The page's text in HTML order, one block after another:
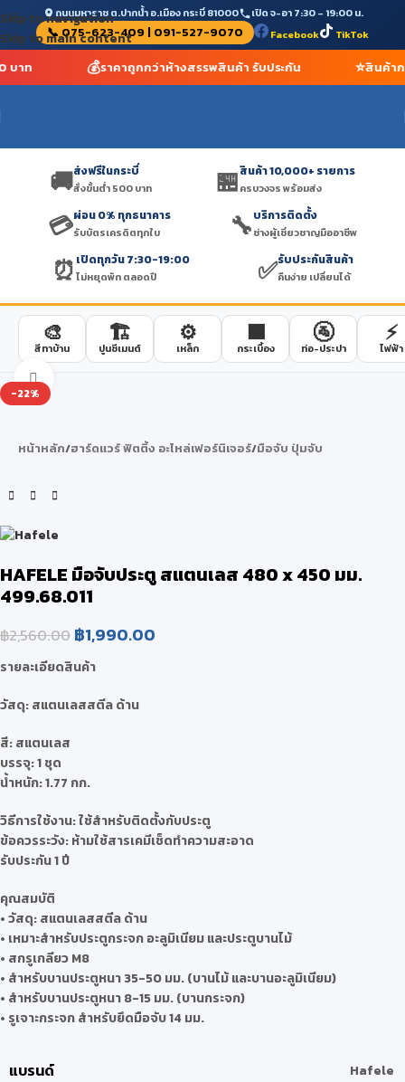
Skip to navigation
Skip to main content
ถนนมหาราช ต.ปากน้ำ อ.เมือง กระบี่ 81000 เปิด จ-อา 7:30 – 19:00 น.
📞 075-623-409 | 091-527-9070 Facebook TikTok
บาท 💰ราคาถูกกว่าห้างสรรพสินค้า รับประกัน ⭐สินค้าก
🚚ส่งฟรีในกระบี่
สั่งขั้นต่ำ 500 บาท 🏪สินค้า 10,000+ รายการ
ครบวงจร พร้อมส่ง
💳ผ่อน 0% ทุกธนาคาร
รับบัตรเครดิตทุกใบ 🔧บริการติดตั้ง
ช่างผู้เชี่ยวชาญมืออาชีพ
⏰ เปิดทุกวัน 7:30-19:00
ไม่หยุดพัก ตลอดปี ✅รับประกันสินค้า
คืนง่าย เปลี่ยนได้
🎨
สีทาบ้าน
🏗️
ปูนซีเมนต์
⚙️
เหล็ก
🟫
กระเบื้อง
🚰
ท่อ-ประปา
⚡
ไฟฟ้า
-22%
Click to enlarge
หน้าหลัก/ฮาร์ดแวร์ ฟิตติ้ง อะไหล่เฟอร์นิเจอร์/มือจับ ปุ่มจับ
HAFELE มือจับประตู สแตนเลส 480 x 450 มม.
499.68.011
฿2,560.00 ฿1,990.00
รายละเอียดสินค้า
วัสดุ: สแตนเลสสตีล ด้าน
สี: สแตนเลส
บรรจุ: 1 ชุด
น้ำหนัก: 1.77 กก.
วิธีการใช้งาน: ใช้สำหรับติดตั้งกับประตู
ข้อควรระวัง: ห้ามใช้สารเคมีเช็ดทำความสะอาด
รับประกัน 1 ปี
คุณสมบัติ
• วัสดุ: สแตนเลสสตีล ด้าน
• เหมาะสำหรับประตูกระจก อะลูมิเนียม และประตูบานไม้
• สกรูเกลียว M8
• สำหรับบานประตูหนา 35-50 มม. (บานไม้ และบานอะลูมิเนียม)
• สำหรับบานประตูหนา 8-15 มม. (บานกระจก)
• รูเจาะกระจก สำหรับยึดมือจับ 14 มม.
แบรนด์ Hafele